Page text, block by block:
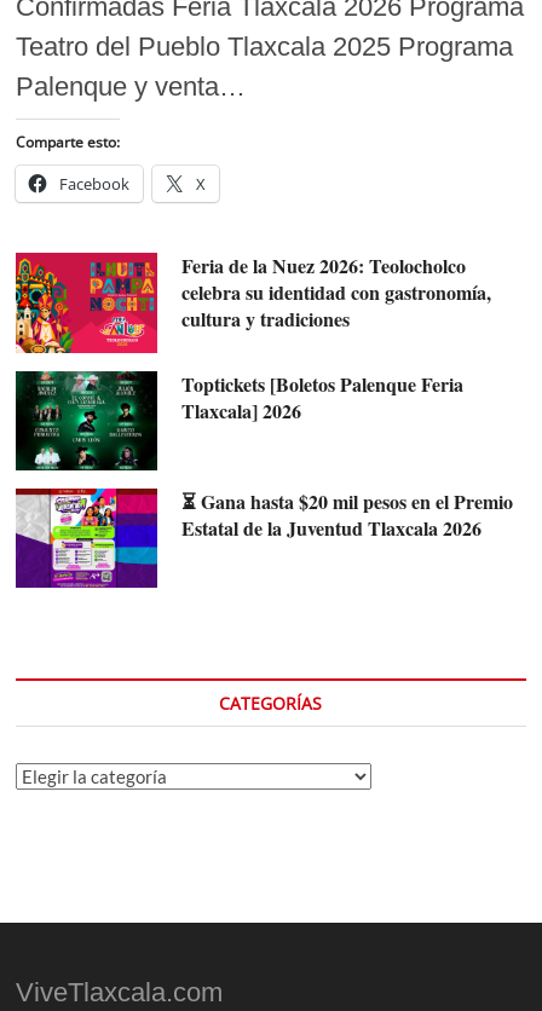
Confirmadas Feria Tlaxcala 2026 Programa
Teatro del Pueblo Tlaxcala 2025 Programa
Palenque y venta…
Comparte esto:
Facebook X
Feria de la Nuez 2026: Teolocholco
celebra su identidad con gastronomía,
cultura y tradiciones
Toptickets [Boletos Palenque Feria
Tlaxcala] 2026
⏳ Gana hasta $20 mil pesos en el Premio
Estatal de la Juventud Tlaxcala 2026
CATEGORÍAS
Categorías
ViveTlaxcala.com